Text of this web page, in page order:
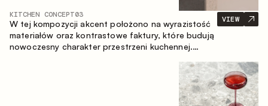
KITCHEN CONCEPT03
W tej kompozycji akcent położono na wyrazistość
materiałów oraz kontrastowe faktury, które budują
nowoczesny charakter przestrzeni kuchennej.
nasyconą, taktylną kompozycję, w której każdy
VIEW